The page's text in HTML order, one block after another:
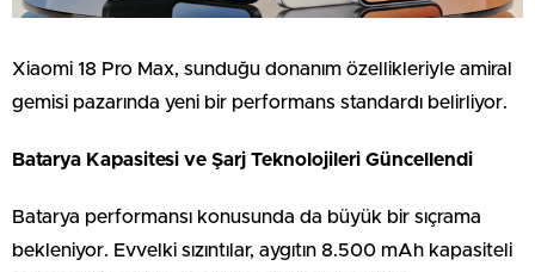
Xiaomi 18 Pro Max, sunduğu donanım özellikleriyle amiral
gemisi pazarında yeni bir performans standardı belirliyor.
Batarya Kapasitesi ve Şarj Teknolojileri Güncellendi
Batarya performansı konusunda da büyük bir sıçrama
bekleniyor. Evvelki sızıntılar, aygıtın 8.500 mAh kapasiteli